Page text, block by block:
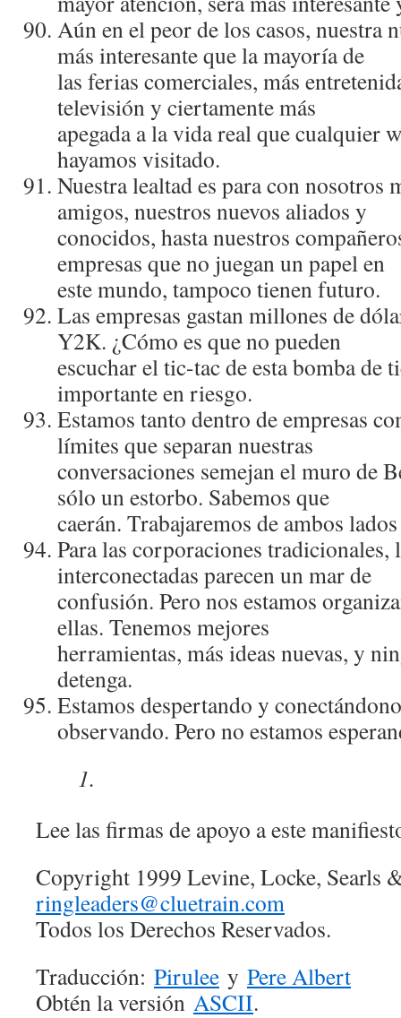
Aún en el peor de los casos, nuestra
más interesante que la mayorí­a de
las ferias comerciales, más
televisión y ciertamente más
apegada a la vida real que cualquier
hayamos visitado.
Nuestra lealtad es para con nosotros
amigos, nuestros nuevos aliados y
conocidos, hasta nuestros
empresas que no juegan un papel en
este mundo, tampoco tienen futuro.
Las empresas gastan millones de
Y2K. ¿Cómo es que no pueden
escuchar el tic-tac de esta bomba de
importante en riesgo.
Estamos tanto dentro de empresas
lí­mites que separan nuestras
conversaciones semejan el muro de
sólo un estorbo. Sabemos que
caerán. Trabajaremos de ambos
Para las corporaciones tradicionales,
interconectadas parecen un mar de
confusión. Pero nos estamos
ellas. Tenemos mejores
herramientas, más ideas nuevas, y
detenga.
Estamos despertando y
observando. Pero no estamos
Lee las firmas de apoyo a este
Copyright 1999 Levine, Locke, Searls
ringleaders@cluetrain.com
Todos los Derechos Reservados.
Traducción: Pirulee y Pere Albert
Obtén la versión ASCII.